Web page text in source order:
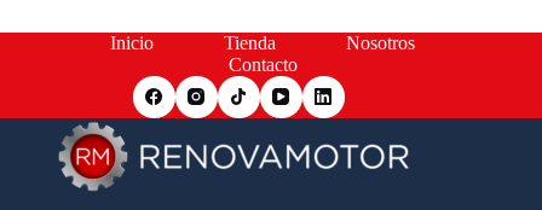
Inicio Tienda
Nosotros
Contacto